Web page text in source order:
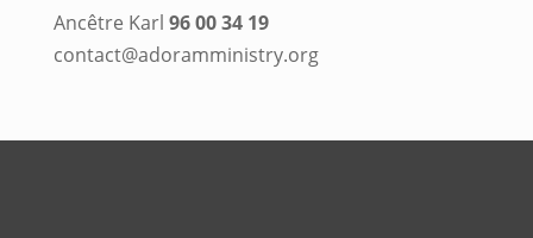
Ancêtre Karl 96 00 34 19
contact@adoramministry.org